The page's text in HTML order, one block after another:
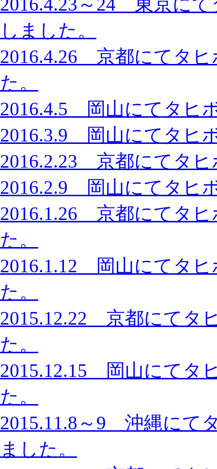
しました。
2016.4.26 京都にてタ
た。
2016.4.5 岡山にてタヒ
2016.3.9 岡山にてタヒ
2016.2.23 京都にてタ
2016.2.9 岡山にてタヒ
2016.1.26 京都にてタ
た。
2016.1.12 岡山にてタ
た。
2015.12.22 京都にてタ
た。
2015.12.15 岡山にてタ
た。
2015.11.8～9 沖縄にて
ました。